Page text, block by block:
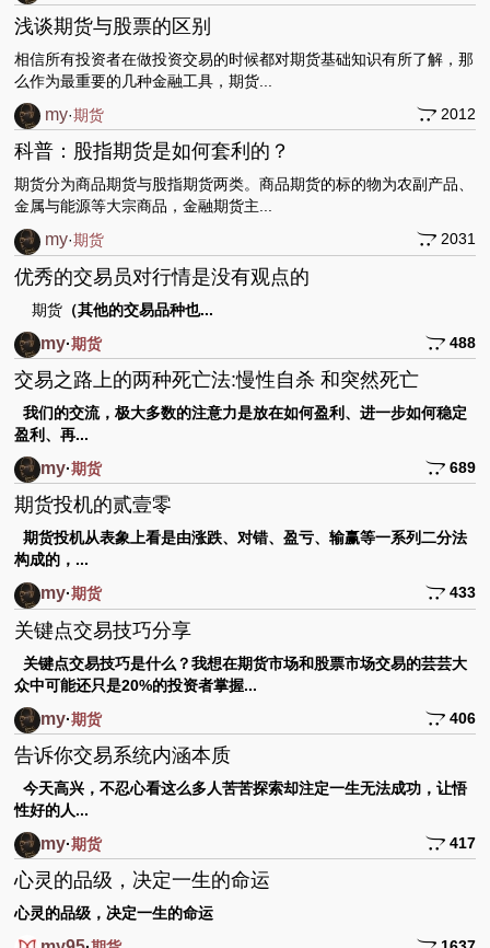
浅谈期货与股票的区别
相信所有投资者在做投资交易的时候都对期货基础知识有所了解，那
么作为最重要的几种金融工具，期货...
my·期货 2012
科普：股指期货是如何套利的？
期货分为商品期货与股指期货两类。商品期货的标的物为农副产品、
金属与能源等大宗商品，金融期货主...
my·期货 2031
优秀的交易员对行情是没有观点的
期货 （其他的交易品种也...
my·期货 488
交易之路上的两种死亡法:慢性自杀 和突然死亡
我们的交流，极大多数的注意力是放在如何盈利、进一步如何稳定
盈利、再...
my·期货 689
期货投机的贰壹零
期货投机从表象上看是由涨跌、对错、盈亏、输赢等一系列二分法
构成的，...
my·期货 433
关键点交易技巧分享
关键点交易技巧是什么？我想在期货市场和股票市场交易的芸芸大
众中可能还只是20%的投资者掌握...
my·期货 406
告诉你交易系统内涵本质
今天高兴，不忍心看这么多人苦苦探索却注定一生无法成功，让悟
性好的人...
my·期货 417
心灵的品级，决定一生的命运
心灵的品级，决定一生的命运